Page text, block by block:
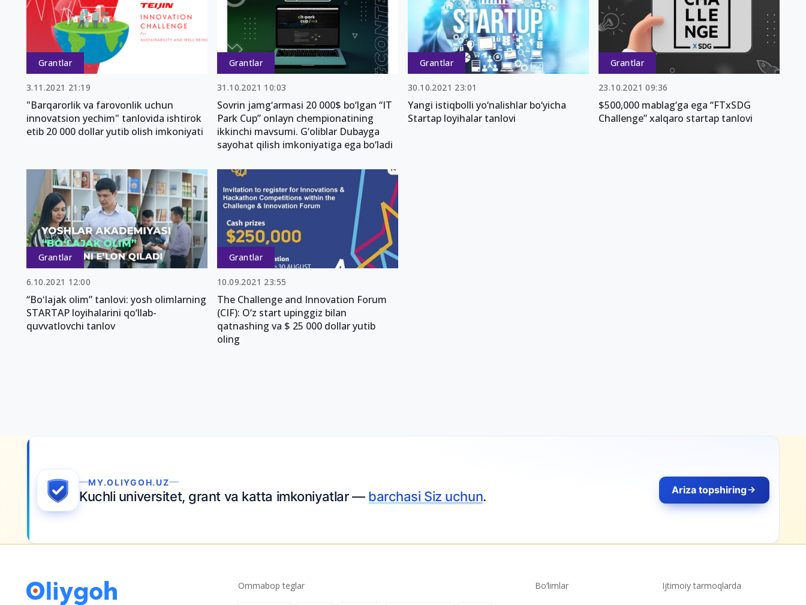
Grantlar
3.11.2021 21:19
"Barqarorlik va farovonlik uchun
innovatsion yechim" tanlovida ishtirok
etib 20 000 dollar yutib olish imkoniyati
Grantlar
31.10.2021 10:03
Sovrin jamg‘armasi 20 000$ bo‘lgan “IT
Park Cup” onlayn chempionatining
ikkinchi mavsumi. G‘oliblar Dubayga
sayohat qilish imkoniyatiga ega bo‘ladi
Grantlar
30.10.2021 23:01
Yangi istiqbolli yo‘nalishlar bo‘yicha
Startap loyihalar tanlovi
Grantlar
23.10.2021 09:36
$500,000 mablag‘ga ega “FTxSDG
Challenge” xalqaro startap tanlovi
Grantlar
6.10.2021 12:00
“Boʻlajak olim” tanlovi: yosh olimlarning
STARTAP loyihalarini qo‘llab-
quvvatlovchi tanlov
Grantlar
10.09.2021 23:55
The Challenge and Innovation Forum
(CIF): O‘z start upinggiz bilan
qatnashing va $ 25 000 dollar yutib
oling
MY.OLIYGOH.UZ
Kuchli universitet, grant va katta imkoniyatlar —barchasi Siz uchun. Ariza topshiring
Ommabop teglar Bo‘limlar Ijtimoiy tarmoqlarda